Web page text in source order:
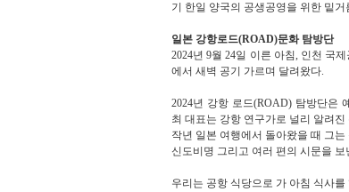
기 한일 양국의 공생공영을 위한 밑거
일본 강항로드(ROAD)문화 탐방단
2024년9월24일 이른 아침, 인천 국제
에서 새벽 공기 가르며 달려왔다.
2024년 강항 로드(ROAD) 탐방단은
최 대표는 강항 연구가로 널리 알려진
작년 일본 여행에서 돌아왔을 때 그
신도비명 그리고 여러 편의 시문을 보
우리는 공항 식당으로 가 아침 식사를